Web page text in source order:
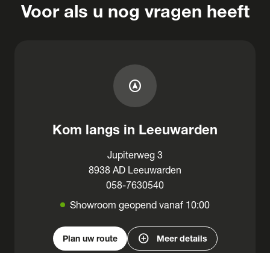
Voor als u nog vragen heeft
assistant_navigation
Kom langs in Leeuwarden
Jupiterweg 3
8938 AD Leeuwarden
058-7630540
Showroom geopend vanaf 10:00
Plan uw route add_circle Meer details